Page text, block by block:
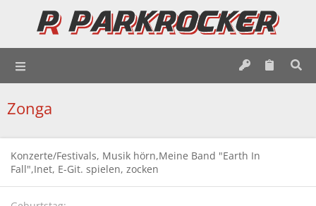
Zonga
Konzerte/Festivals, Musik hörn,Meine Band "Earth In
Fall",Inet, E-Git. spielen, zocken